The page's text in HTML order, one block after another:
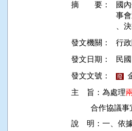
摘 要：
國
事
發文機關：
行
發文日期：
民
發文文號：
廢
主    旨：為處理
合作協
說    明：一、依